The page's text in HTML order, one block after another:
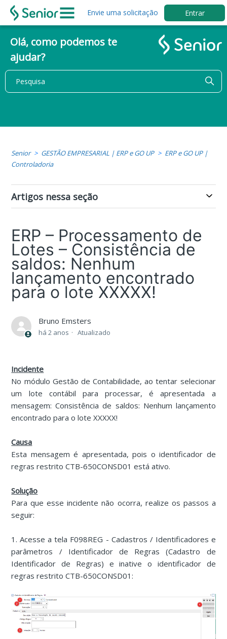
Envie uma solicitação Entrar
Olá, como podemos te
ajudar?
Senior GESTÃO EMPRESARIAL | ERP e GO UP
ERP e GO UP |
Controladoria
Artigos nessa seção
ERP – Processamento de
Lotes – Consistência de
saldos: Nenhum
lançamento encontrado
para o lote XXXXX!
Bruno Emsters
há 2 anos Atualizado
Incidente
No módulo Gestão de Contabilidade, ao tentar selecionar
um lote contábil para processar, é apresentada a
mensagem: Consistência de saldos: Nenhum lançamento
encontrado para o lote XXXXX!
Causa
Esta mensagem é apresentada, pois o identificador de
regras restrito CTB-650CONSD01 está ativo.
Solução
Para que esse incidente não ocorra, realize os passos a
seguir:
1. Acesse a tela F098REG - Cadastros / Identificadores e
parâmetros / Identificador de Regras (Cadastro de
Identificador de Regras) e inative o identificador de
regras restrito CTB-650CONSD01: